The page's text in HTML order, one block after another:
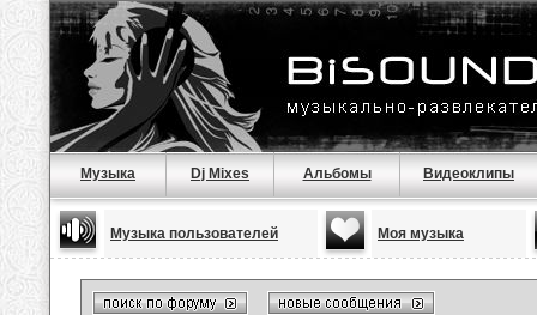
Музыка Dj Mixes Альбомы Видеоклипы
Музыка пользователей Моя музыка